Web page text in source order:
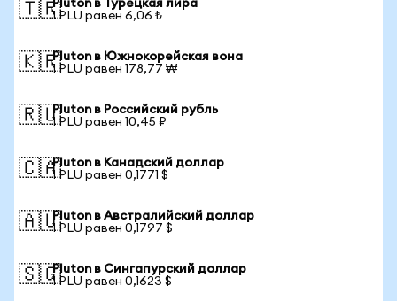
🇹🇷Pluton в Турецкая лира
1 PLU равен 6,06 ₺
🇰🇷Pluton в Южнокорейская вона
1 PLU равен 178,77 ₩
🇷🇺Pluton в Российский рубль
1 PLU равен 10,45 ₽
🇨🇦Pluton в Канадский доллар
1 PLU равен 0,1771 $
🇦🇺Pluton в Австралийский доллар
1 PLU равен 0,1797 $
🇸🇬Pluton в Сингапурский доллар
1 PLU равен 0,1623 $